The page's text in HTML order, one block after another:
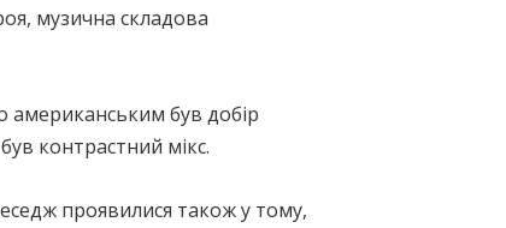
музична складова
американським був добір
контрастний мікс.
проявилися також у тому,